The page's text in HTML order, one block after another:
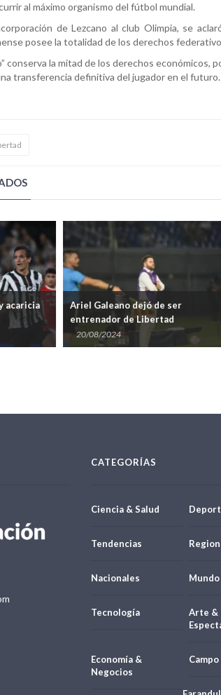
al máximo organismo del fútbol mundial.
de Lezcano al club Olimpia, se
posee la totalidad de los derechos
conserva la mitad de los derechos económicos,
transferencia definitiva del jugador en el futuro.
acaricia
Ariel Galeano dejó de ser
entrenador de Libertad
20/08/2024
CATEGORÍAS
Ciencia & Salud
Tendencias
Nacionales Mundo
Tecnología
Arte &
Economía &
Negocios
Campo